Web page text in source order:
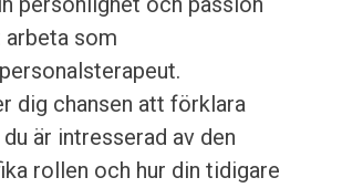
som
dig chansen att förklara
är intresserad av den
rollen och hur din tidigare